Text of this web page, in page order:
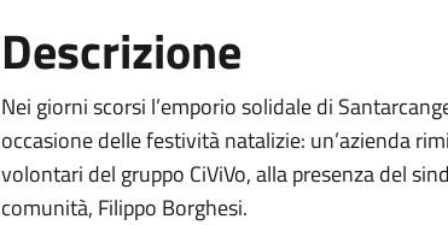
Descrizione
Nei giorni scorsi l’emporio solidale di
occasione delle festività natalizie: un’azienda
volontari del gruppo CiViVo, alla presenza del
comunità, Filippo Borghesi.